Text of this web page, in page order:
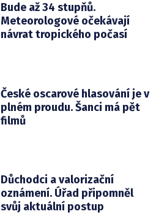
Bude až 34 stupňů.
Meteorologové očekávají
návrat tropického počasí
České oscarové hlasování je v
plném proudu. Šanci má pět
filmů
Důchodci a valorizační
oznámení. Úřad připomněl
svůj aktuální postup